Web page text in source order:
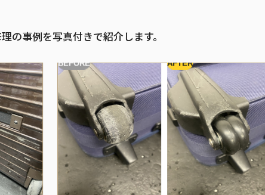
の事例を写真付きで紹介します。
BEFORE AFTER